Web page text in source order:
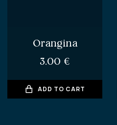
Orangina
3.00 €
ADD TO CART